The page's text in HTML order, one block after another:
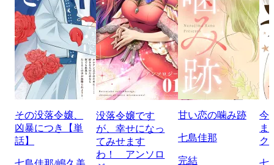
その没落令嬢、
凶暴につき【単
話】
没落令嬢です
が、幸せになっ
てみせます
わ！ アンソロ
甘い恋の噛み跡
七島佳那
完結
今
ま
ク